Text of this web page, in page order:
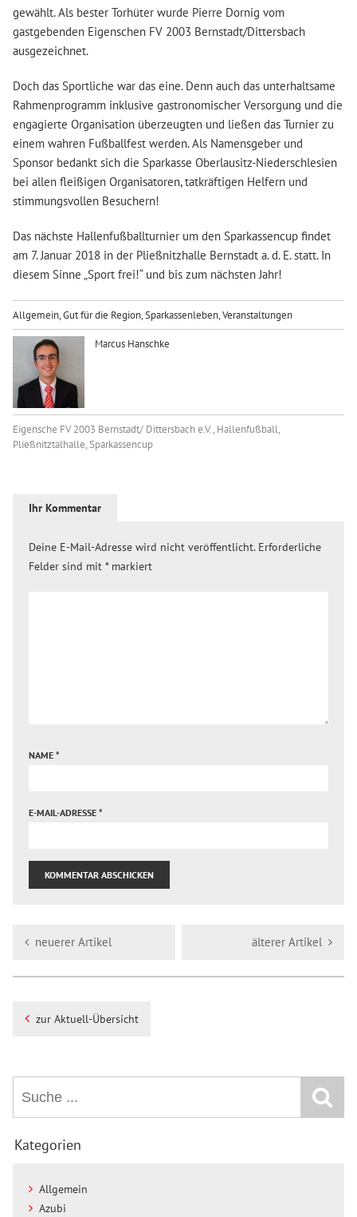
gewählt. Als bester Torhüter wurde Pierre Dornig vom
gastgebenden Eigenschen FV 2003 Bernstadt/Dittersbach
ausgezeichnet.
Doch das Sportliche war das eine. Denn auch das unterhaltsame
Rahmenprogramm inklusive gastronomischer Versorgung und die
engagierte Organisation überzeugten und ließen das Turnier zu
einem wahren Fußballfest werden. Als Namensgeber und
Sponsor bedankt sich die Sparkasse Oberlausitz-Niederschlesien
bei allen fleißigen Organisatoren, tatkräftigen Helfern und
stimmungsvollen Besuchern!
Das nächste Hallenfußballturnier um den Sparkassencup findet
am 7. Januar 2018 in der Pließnitzhalle Bernstadt a. d. E. statt. In
diesem Sinne „Sport frei!“ und bis zum nächsten Jahr!
Allgemein,Gut für die Region,Sparkassenleben,Veranstaltungen
Marcus Hanschke
Eigensche FV 2003 Bernstadt/ Dittersbach e.V., Hallenfußball,
Pließnitztalhalle,Sparkassencup
Ihr Kommentar
Deine E-Mail-Adresse wird nicht veröffentlicht. Erforderliche
Felder sind mit *markiert
NAME *
E-MAIL-ADRESSE *
neuerer Artikel älterer Artikel
zur Aktuell-Übersicht
Kategorien
Allgemein
Azubi